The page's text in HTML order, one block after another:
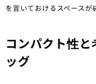
を置いておけるスペースが
コンパクト性
ッグ